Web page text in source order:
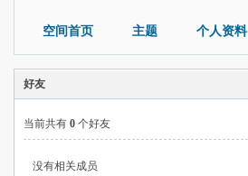
空间首页 主题 个人资料
好友
当前共有 0 个好友
没有相关成员